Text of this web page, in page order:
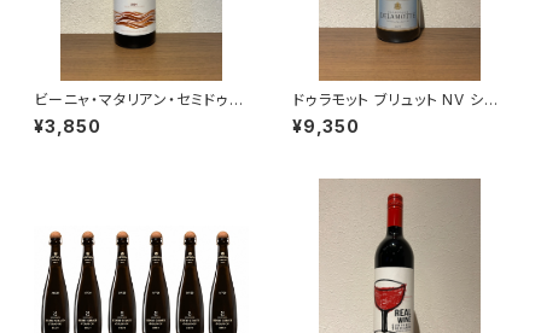
ビーニャ・マタリアン・セミドゥル
セ 2024 プリミティーボ・コリャ
ンテス 白ワイン スペイン 750
¥3,850
ドゥラモット ブリュット NV シャ
ンパーニュ 750ml
¥9,350